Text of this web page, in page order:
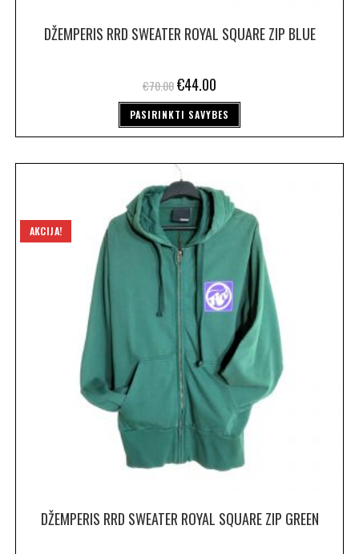
DŽEMPERIS RRD SWEATER ROYAL SQUARE ZIP BLUE
€70.00€44.00
PASIRINKTI SAVYBES
AKCIJA!
DŽEMPERIS RRD SWEATER ROYAL SQUARE ZIP GREEN